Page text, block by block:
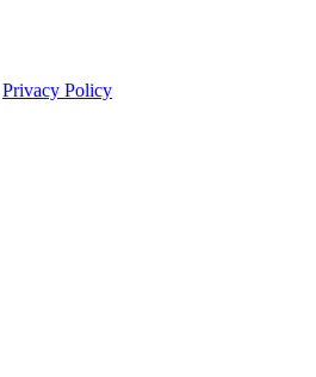
Privacy Policy